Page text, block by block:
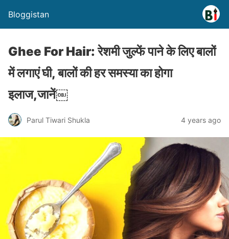
Bloggistan
Ghee For Hair: रेशमी जुल्फें पाने के लिए बालों
में लगाएं घी, बालों की हर समस्या का होगा
इलाज,जानें￼
Parul Tiwari Shukla 4 years ago